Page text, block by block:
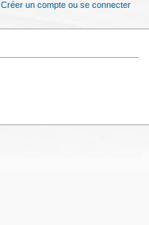
Créer un compte ou se connecter